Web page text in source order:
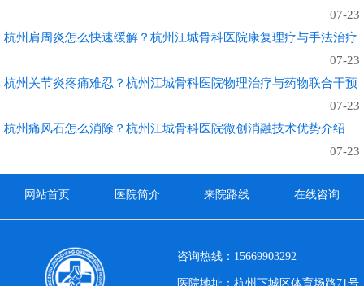
07-23
杭州肩周炎怎么快速缓解？杭州江城骨科医院康复理疗与手法治疗
07-23
杭州关节炎疼痛难忍？杭州江城骨科医院物理治疗与药物联合干预
07-23
杭州痛风石怎么消除？杭州江城骨科医院微创消融技术优势介绍
07-23
网站首页 医院简介 来院路线 在线咨询
咨询热线：15669903292
医院地址：杭州下城区体育场路71号